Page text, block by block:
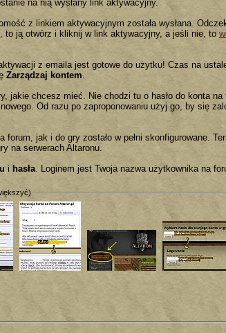
na nią wysłany link aktywacyjny.
z linkiem aktywacyjnym została wysłana.
to ją otwórz i kliknij w link aktywacyjny, a jeśli nie, to
z emaila jest gotowe do użytku! Czas na
Zarządzaj kontem.
jakie chcesz mieć. Nie chodzi tu o hasło do konta
Od razu po zaproponowaniu użyj go, by się
forum, jak i do gry zostało w pełni skonfigurowane.
na serwerach Altaronu.
i hasła. Loginem jest Twoja nazwa użytkownika na